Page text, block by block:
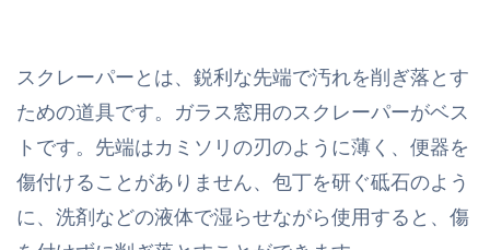
スクレーパーとは、鋭利な先端で汚れを削ぎ落とす
ための道具です。ガラス窓用のスクレーパーがベス
トです。先端はカミソリの刃のように薄く、便器を
傷付けることがありません、包丁を研ぐ砥石のよう
に、洗剤などの液体で湿らせながら使用すると、傷